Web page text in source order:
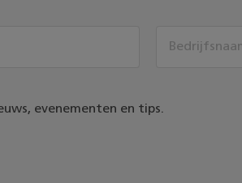
evenementen en tips.